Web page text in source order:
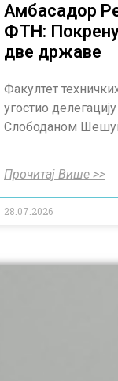
Амбасадор
ФТН:
две државе
Факултет
угостио
Слободаном
Прочитај Више >>
28.07.2026